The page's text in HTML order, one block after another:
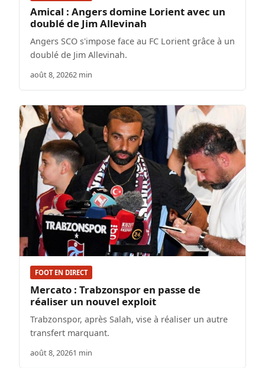
Amical : Angers domine Lorient avec un
doublé de Jim Allevinah
Angers SCO s'impose face au FC Lorient grâce à un
doublé de Jim Allevinah.
août 8, 20262 min
FOOT EN DIRECT
Mercato : Trabzonspor en passe de
réaliser un nouvel exploit
Trabzonspor, après Salah, vise à réaliser un autre
transfert marquant.
août 8, 20261 min